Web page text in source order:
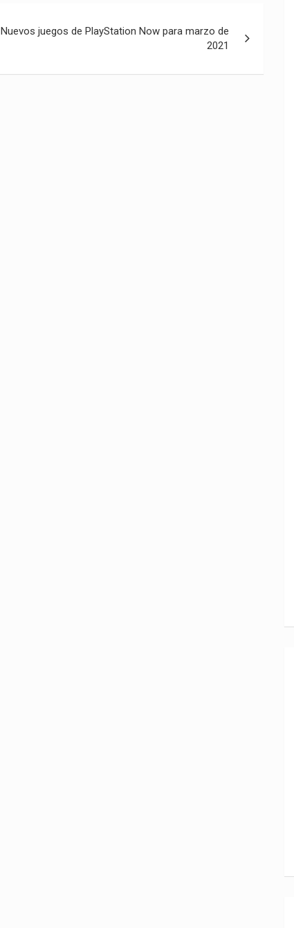
Nuevos juegos de PlayStation Now para marzo de
2021